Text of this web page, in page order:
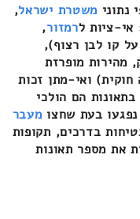
נתוני משטרת ישראל,
אי-ציות לרמזור,
קו לבן רצוף),
מהירות מופרזת
ואי-מתן זכות
הם הולכי
בעת שחצו מעבר
בדרכים, תקופות
את מספר תאונות